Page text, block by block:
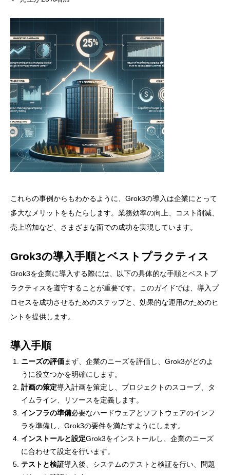
これらの事例からもわかるように、Grok3の導入は企業にとって
多大なメリットをもたらします。業務効率の向上、コスト削減、
売上増加など、さまざまな面での成功を実現しています。
Grok3の導入手順とベストプラクティス
Grok3を企業に導入する際には、以下の具体的な手順とベストプ
ラクティスを遵守することが重要です。このガイドでは、導入プ
ロセスを成功させるためのステップと、効果的な運用のためのヒ
ントを提供します。
導入手順
ニーズの評価まず、企業のニーズを評価し、Grok3がどのよ
うに役立つかを明確にします。
計画の策定導入計画を策定し、プロジェクトのスコープ、タ
イムライン、リソースを定義します。
インフラの準備必要なハードウェアとソフトウェアのインフ
ラを準備し、Grok3の要件を満たすようにします。
インストールと設定Grok3をインストールし、企業のニーズ
に合わせて設定を行います。
テストと検証導入後、システムのテストと検証を行い、問題